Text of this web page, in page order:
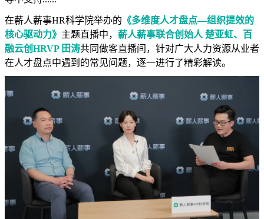
在薪人薪事HR科学院举办的 《多维度人才盘点—组织提效的
核心驱动力》 主题直播中， 薪人薪事联合创始人 楚亚虹、百
融云创HRVP 田涛共同做客直播间，针对广大人力资源从业者
在人才盘点中遇到的常见问题，逐一进行了精彩解读。